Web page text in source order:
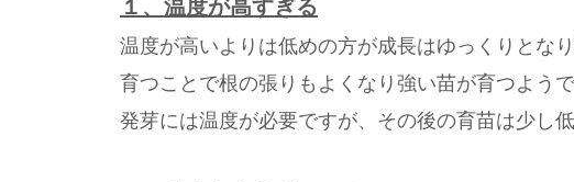
１、温度が高すぎる
温度が高いよりは低めの方が成長はゆっくりとな
育つことで根の張りもよくなり強い苗が育つよう
発芽には温度が必要ですが、その後の育苗は少し